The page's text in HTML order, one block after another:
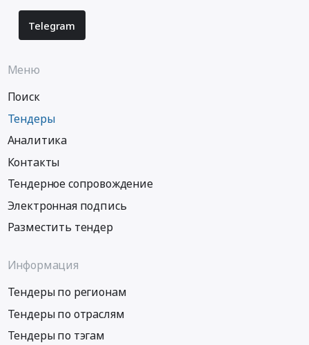
Telegram
Меню
Поиск
Тендеры
Аналитика
Контакты
Тендерное сопровождение
Электронная подпись
Разместить тендер
Информация
Тендеры по регионам
Тендеры по отраслям
Тендеры по тэгам